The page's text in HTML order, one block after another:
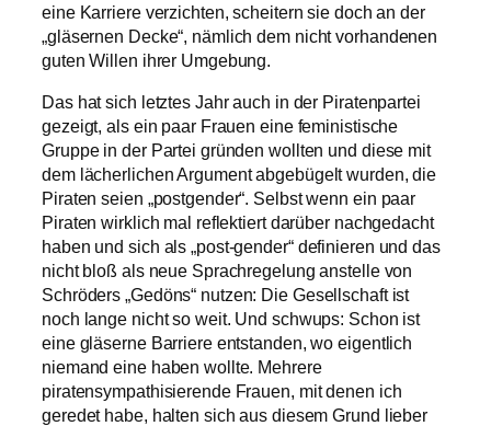
eine Karriere verzichten, scheitern sie doch an der
„gläsernen Decke“, nämlich dem nicht vorhandenen
guten Willen ihrer Umgebung.
Das hat sich letztes Jahr auch in der Piratenpartei
gezeigt, als ein paar Frauen eine feministische
Gruppe in der Partei gründen wollten und diese mit
dem lächerlichen Argument abgebügelt wurden, die
Piraten seien „postgender“. Selbst wenn ein paar
Piraten wirklich mal reflektiert darüber nachgedacht
haben und sich als „post-gender“ definieren und das
nicht bloß als neue Sprachregelung anstelle von
Schröders „Gedöns“ nutzen: Die Gesellschaft ist
noch lange nicht so weit. Und schwups: Schon ist
eine gläserne Barriere entstanden, wo eigentlich
niemand eine haben wollte. Mehrere
piratensympathisierende Frauen, mit denen ich
geredet habe, halten sich aus diesem Grund lieber